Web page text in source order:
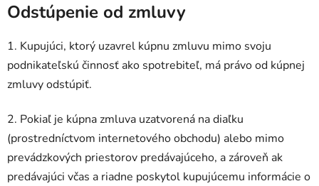
Odstúpenie od zmluvy
1. Kupujúci, ktorý uzavrel kúpnu zmluvu mimo svoju
podnikateľskú činnosť ako spotrebiteľ, má právo od kúpnej
zmluvy odstúpiť.
2. Pokiaľ je kúpna zmluva uzatvorená na diaľku
(prostredníctvom internetového obchodu) alebo mimo
prevádzkových priestorov predávajúceho, a zároveň ak
predávajúci včas a riadne poskytol kupujúcemu informácie o